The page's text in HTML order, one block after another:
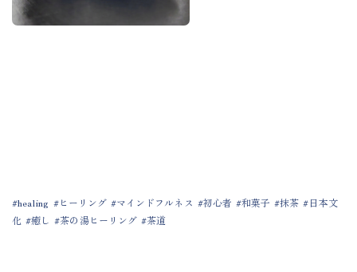
healing ヒーリング マインドフルネス 初心者 和菓子 抹茶
日本文
化
癒し 茶の湯ヒーリング 茶道